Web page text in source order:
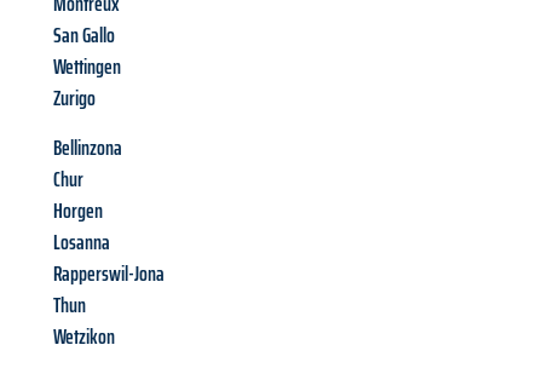
San Gallo
Wettingen
Zurigo
Bellinzona
Chur
Horgen
Losanna
Rapperswil-Jona
Thun
Wetzikon